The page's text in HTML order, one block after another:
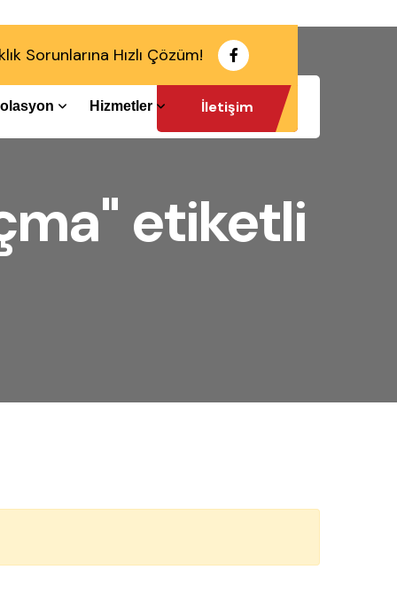
Sorunlarına Hızlı Çözüm!
Hizmetler İletişim
etiketli